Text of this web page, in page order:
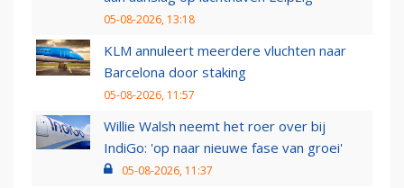
05-08-2026, 13:18
KLM annuleert meerdere vluchten naar
Barcelona door staking
05-08-2026, 11:57
Willie Walsh neemt het roer over bij
IndiGo: 'op naar nieuwe fase van groei'
05-08-2026, 11:37